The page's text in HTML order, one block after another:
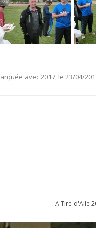
avec2017 , le 23/04/
A Tire d'Aile